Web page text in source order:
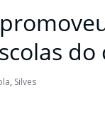
do
, Silves